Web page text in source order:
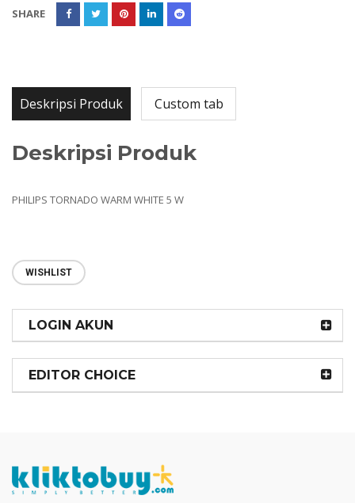
SHARE
Deskripsi Produk Custom tab
Deskripsi Produk
PHILIPS TORNADO WARM WHITE 5 W
WISHLIST
LOGIN AKUN
EDITOR CHOICE